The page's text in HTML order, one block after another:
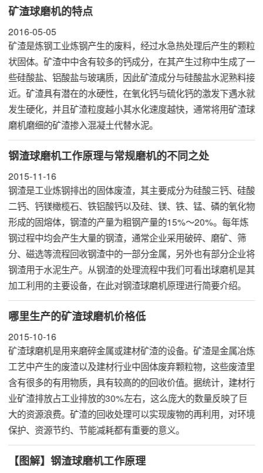
矿渣球磨机的特点
2016-05-05
矿渣是炼钢工业炼钢产生的废料，经过水急热处理后产生的颗粒
状固体。矿渣中中含有较多的钙成分，在其产生过称中生成了一
些硅酸盐、铝酸盐与玻璃质，因此矿渣成分与硅酸盐水泥熟料接
近。矿渣具有潜在的水硬性，在氧化钙与硫化钙的激发下遇水就
发生硬化，并且矿渣粒度越小其水化速度越快，通常将用矿渣球
磨机磨细的矿渣掺入混凝土代替水泥。
钢渣球磨机工作原理与常规磨机的不同之处
2015-11-16
钢渣是工业炼钢排出的固体废渣，其主要成分为硅酸三钙、硅酸
二钙、钙镁橄榄石、铁铝酸钙以及硅、镁、铁、锰、磷的氧化物
形成的固熔体，钢渣的产量为粗钢产量的15%～20%。每年炼
钢过程中均会产生大量的钢渣，通常企业采用破碎、磨矿、筛
分、磁选等流程回收钢渣中的一部分金属，另外也有部分企业将
钢渣用于水泥生产。从钢渣的处理流程中我们可看出球磨机是其
加工利用的主要设备，在此对钢渣球磨机原理进行简要介绍。
哪里生产的矿渣球磨机价格低
2015-10-16
矿渣球磨机是用来磨碎金属或建材矿渣的设备。矿渣是金属冶炼
工艺中产生的废渣以及建材行业中固体废弃颗粒物，这些废渣里
含有很多的有用物质，具有较高的的回收价值。据统计，建材行
业矿渣排放占工业排放的30%左右，这么庞大的数量反映了巨
大的资源浪费。矿渣的回收处理可以实现废物的再利用，对环境
保护、资源节约、节能减耗都有重要的意义。
【图解】钢渣球磨机工作原理